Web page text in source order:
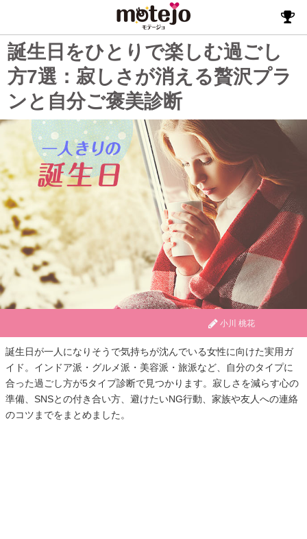
誕生日をひとりで楽しむ過ごし
方7選：寂しさが消える贅沢プラ
ンと自分ご褒美診断
小川 桃花
誕生日が一人になりそうで気持ちが沈んでいる女性に向けた実用ガ
イド。インドア派・グルメ派・美容派・旅派など、自分のタイプに
合った過ごし方が5タイプ診断で見つかります。寂しさを減らす心の
準備、SNSとの付き合い方、避けたいNG行動、家族や友人への連絡
のコツまでをまとめました。